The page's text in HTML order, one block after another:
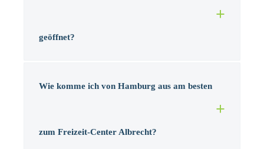
geöffnet?
Wie komme ich von Hamburg aus am besten
zum Freizeit-Center Albrecht?